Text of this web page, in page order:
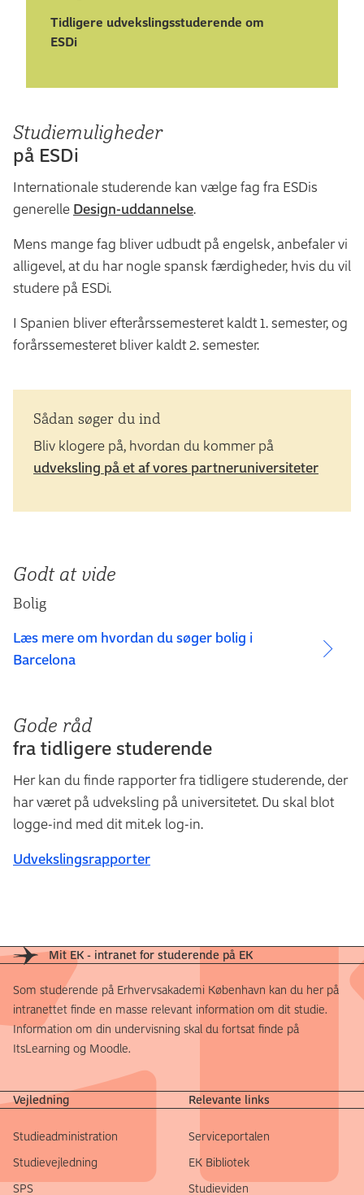
Tidligere udvekslingsstuderende om
ESDi
Studiemuligheder
på ESDi
Internationale studerende kan vælge fag fra ESDis
generelle Design-uddannelse.
Mens mange fag bliver udbudt på engelsk, anbefaler vi
alligevel, at du har nogle spansk færdigheder, hvis du vil
studere på ESDi.
I Spanien bliver efterårssemesteret kaldt 1. semester, og
forårssemesteret bliver kaldt 2. semester.
Sådan søger du ind
Bliv klogere på, hvordan du kommer på
udveksling på et af vores partneruniversiteter
Godt at vide
Bolig
Læs mere om hvordan du søger bolig i
Barcelona
Gode råd
fra tidligere studerende
Her kan du finde rapporter fra tidligere studerende, der
har været på udveksling på universitetet. Du skal blot
logge-ind med dit mit.ek log-in.
Udvekslingsrapporter
Mit EK - intranet for studerende på EK
Som studerende på Erhvervsakademi København kan du her på
intranettet finde en masse relevant information om dit studie.
Information om din undervisning skal du fortsat finde på
ItsLearning og Moodle.
Vejledning
Studieadministration
Studievejledning
SPS
Relevante links
Serviceportalen
EK Bibliotek
Studieviden